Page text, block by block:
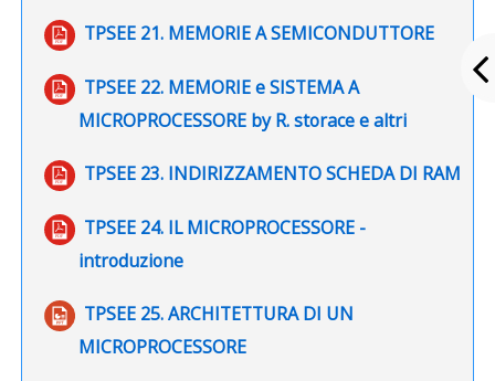
TPSEE 21. MEMORIE A SEMICONDUTTORE
File
TPSEE 22. MEMORIE e SISTEMA A
MICROPROCESSORE by R. storace e altri
File
TPSEE 23. INDIRIZZAMENTO SCHEDA DI RAM
File
TPSEE 24. IL MICROPROCESSORE -
introduzione
File
TPSEE 25. ARCHITETTURA DI UN
MICROPROCESSORE
File